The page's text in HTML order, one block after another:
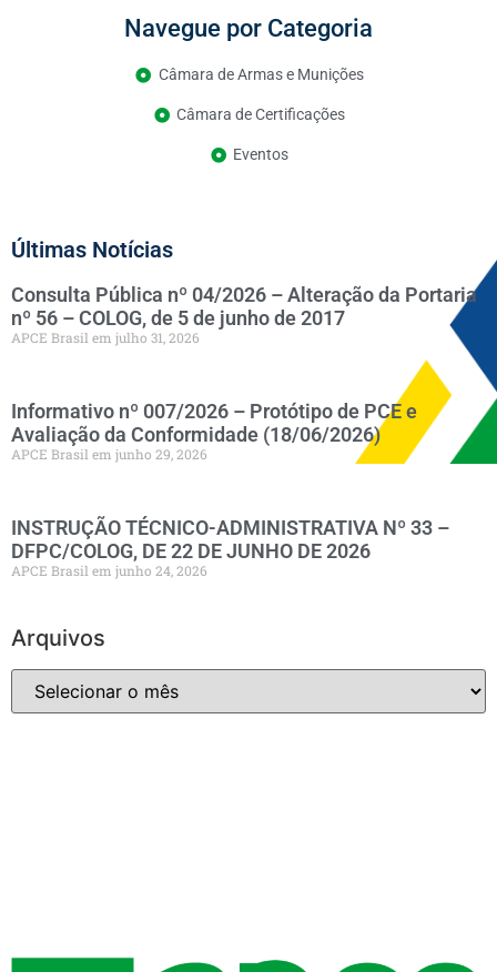
Navegue por Categoria
Câmara de Armas e Munições
Câmara de Certificações
Eventos
Últimas Notícias
Consulta Pública nº 04/2026 – Alteração da Portaria
nº 56 – COLOG, de 5 de junho de 2017
APCE Brasil julho 31, 2026
Informativo nº 007/2026 – Protótipo de PCE e
Avaliação da Conformidade (18/06/2026)
APCE Brasil junho 29, 2026
INSTRUÇÃO TÉCNICO-ADMINISTRATIVA Nº 33 –
DFPC/COLOG, DE 22 DE JUNHO DE 2026
APCE Brasil junho 24, 2026
Arquivos